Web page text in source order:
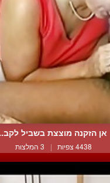
אן הזקנה מוצצת בשביל
4438 צפיות | 3 המלצות